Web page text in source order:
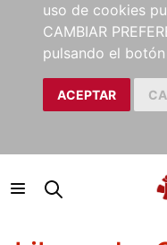
uso de cookies
CAMBIAR
pulsando el botón
ACEPTAR